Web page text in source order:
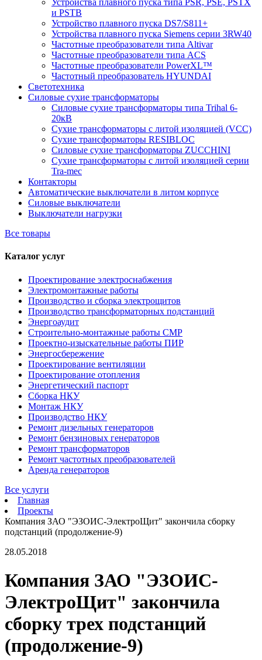
Устройства плавного пуска типа PSR, PSE, PSTX
и PSTB
Устройство плавного пуска DS7/S811+
Устройства плавного пуска Siemens серии 3RW40
Частотные преобразователи типа Altivar
Частотные преобразователи типа ACS
Частотные преобразователи PowerXL™
Частотный преобразователь HYUNDAI
Светотехника
Силовые сухие трансформаторы
Силовые сухие трансформаторы типа Trihal 6-
20кВ
Сухие трансформаторы с литой изоляцией (VCC)
Сухие трансформаторы RESIBLOC
Силовые сухие трансформаторы ZUCCHINI
Сухие трансформаторы с литой изоляцией серии
Tra-mec
Контакторы
Автоматические выключатели в литом корпусе
Силовые выключатели
Выключатели нагрузки
Все товары
Каталог услуг
Проектирование электроснабжения
Электромонтажные работы
Производство и сборка электрощитов
Производство трансформаторных подстанций
Энергоаудит
Строительно-монтажные работы СМР
Проектно-изыскательные работы ПИР
Энергосбережение
Проектирование вентиляции
Проектирование отопления
Энергетический паспорт
Сборка НКУ
Монтаж НКУ
Производство НКУ
Ремонт дизельных генераторов
Ремонт бензиновых генераторов
Ремонт трансформаторов
Ремонт частотных преобразователей
Аренда генераторов
Все услуги
Главная
Проекты
Компания ЗАО "ЭЗОИС-ЭлектроЩит" закончила сборку
подстанций (продолжение-9)
28.05.2018
Компания ЗАО "ЭЗОИС-
ЭлектроЩит" закончила
сборку трех подстанций
(продолжение-9)